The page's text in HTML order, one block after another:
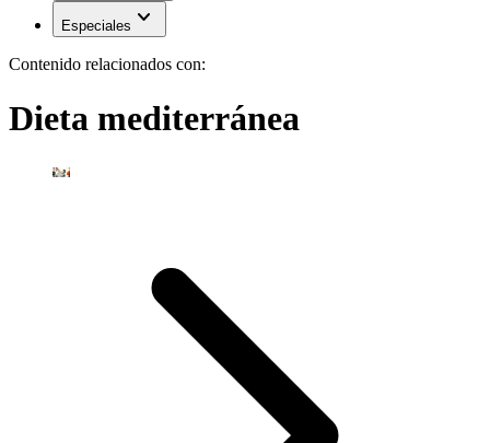
Especiales expand_more
Contenido relacionados con:
Dieta mediterránea